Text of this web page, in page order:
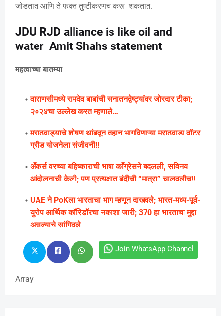
जोडतात आणि ते फक्त तुष्टीकरणच करू शकतात.
JDU RJD alliance is like oil and
water Amit Shahs statement
महत्वाच्या बातम्या
वाराणसीमध्ये रामदेव बाबांची सनातनद्वेष्ट्यांवर जोरदार टीका;
२०२४चा उल्लेख करत म्हणाले…
मराठवाड्याचे शोषण थांबवून तहान भागविणाऱ्या मराठवाडा वॉटर
ग्रीड योजनेला संजीवनी!!
अँकर्स वरच्या बहिष्काराची भाषा काँग्रेसने बदलली, सविनय
आंदोलनाची केली; पण प्रत्यक्षात बंदीची “मात्रा” चालवलीच!!
UAE ने PoKला भारताचा भाग म्हणून दाखवले; भारत-मध्य-पूर्व-
युरोप आर्थिक कॉरिडॉरचा नकाशा जारी; 370 हा भारताचा मुद्दा
असल्याचे सांगितले
Join WhatsApp Channel
Array